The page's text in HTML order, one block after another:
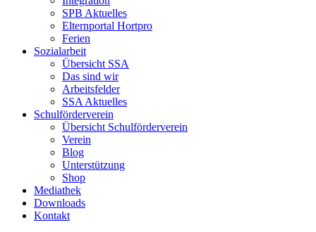
SPB Aktuelles
Elternportal Hortpro
Ferien
Sozialarbeit
Übersicht SSA
Das sind wir
Arbeitsfelder
SSA Aktuelles
Schulförderverein
Übersicht Schulförderverein
Verein
Blog
Unterstützung
Shop
Mediathek
Downloads
Kontakt